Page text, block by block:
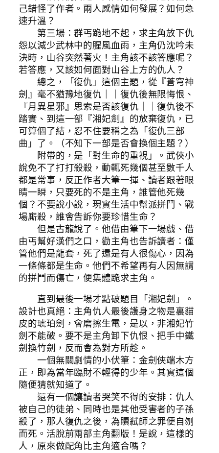
己錯怪了作者。兩人感情如何發展？如何急
速升溫？
第三場：群丐跪地不起，求主角放下仇
怨以減少武林中的腥風血雨，主角仍沈吟未
決時，山谷突然著火！主角該不該答應呢？
若答應，又該如何面對山谷上方的仇人？
總之，「復仇」這個主題，從『蒼穹神
劍』毫不猶豫地復仇｜｜復仇後無限悔恨、
『月異星邪』思索是否該復仇｜｜復仇後不
踏實、到這一部『湘妃劍』的放棄復仇，已
可算個了結，忍不住要稱之為「復仇三部
曲」了。（不知下一部是否會換個主題？）
附帶的，是「對生命的重視」。武俠小
說免不了打打殺殺，動輒死幾個甚至數千人
都是常事，反正作者大筆一揮、讀者跟著眼
睛一瞬，只要死的不是主角，誰管他死幾
個？不要說小說，現實生活中幫派拼鬥、戰
場廝殺，誰會告訴你要珍惜生命？
但是古龍說了。他借由筆下一場戲、借
由丐幫好漢們之口，勸主角也告訴讀者：僅
管他們是龍套，死了還是有人很傷心，因為
一條條都是生命。他們不希望再有人因無謂
的拼鬥而傷亡，便集體跪求主角。
直到最後一場才點破題目「湘妃劍」。
設計也真絕：主角仇人最後護身之物是裏貓
皮的琥珀劍，會磨擦生電，是以，非湘妃竹
劍不能破。要不是主角卸下仇恨、把手中鐵
劍換竹劍，反而會為對方所趁。
一個無關劇情的小伏筆：金劍俠端木方
正，即為當年臨財不輕得的少年。其實這個
隨便猜就知道了。
還有一個讓讀者哭笑不得的安排：仇人
被自己的徒弟、同時也是其他受害者的子孫
殺了，那人復仇之後，為贖弒師之罪便自刎
而死。活脫前兩部主角翻版！是說，這樣的
人，原來做配角比主角適合嗎？